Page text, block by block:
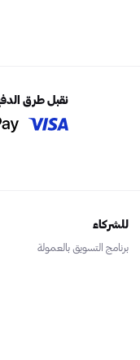
نقبل طرق
للشركاء
برنامج التسويق بالعمولة